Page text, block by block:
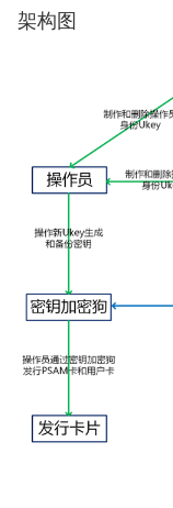
架构图